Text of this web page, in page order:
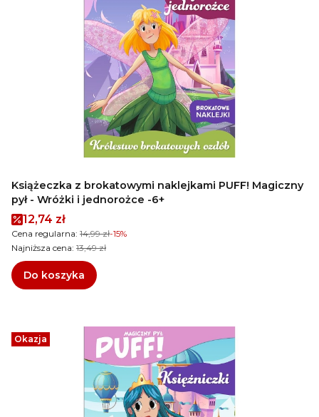
Książeczka z brokatowymi naklejkami PUFF! Magiczny
pył - Wróżki i jednorożce -6+
Cena promocyjna
12,74 zł
Cena regularna: 14,99 zł-15%
Najniższa cena: 13,49 zł
Do koszyka
Okazja